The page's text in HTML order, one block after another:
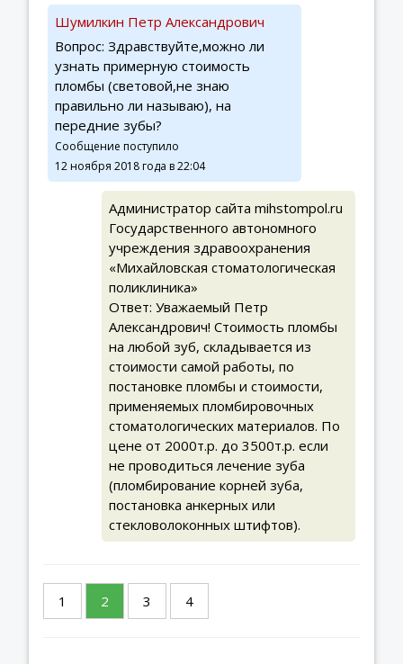
Шумилкин Петр Александрович
Вопрос: Здравствуйте,можно ли
узнать примерную стоимость
пломбы (световой,не знаю
правильно ли называю), на
передние зубы?
Сообщение поступило
12 ноября 2018 года в 22:04
Администратор сайта mihstompol.ru
Государственного автономного
учреждения здравоохранения
«Михайловская стоматологическая
поликлиника»
Ответ: Уважаемый Петр
Александрович! Стоимость пломбы
на любой зуб, складывается из
стоимости самой работы, по
постановке пломбы и стоимости,
применяемых пломбировочных
стоматологических материалов. По
цене от 2000т.р. до 3500т.р. если
не проводиться лечение зуба
(пломбирование корней зуба,
постановка анкерных или
стекловолоконных штифтов).
1 2 3 4